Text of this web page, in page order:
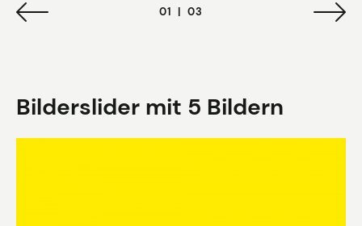
01 | 03
Bilderslider mit 5 Bildern